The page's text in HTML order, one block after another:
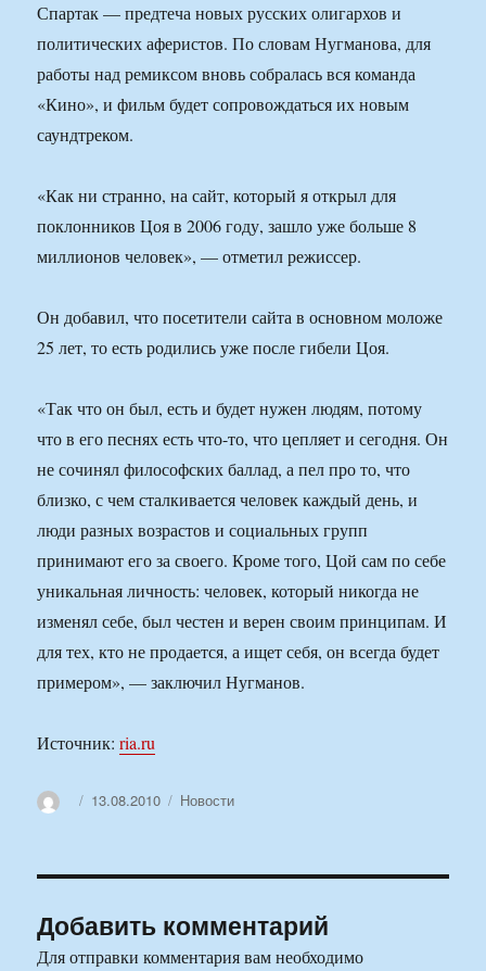
Спартак — предтеча новых русских олигархов и
политических аферистов. По словам Нугманова, для
работы над ремиксом вновь собралась вся команда
«Кино», и фильм будет сопровождаться их новым
саундтреком.
«Как ни странно, на сайт, который я открыл для
поклонников Цоя в 2006 году, зашло уже больше 8
миллионов человек», — отметил режиссер.
Он добавил, что посетители сайта в основном моложе
25 лет, то есть родились уже после гибели Цоя.
«Так что он был, есть и будет нужен людям, потому
что в его песнях есть что-то, что цепляет и сегодня. Он
не сочинял философских баллад, а пел про то, что
близко, с чем сталкивается человек каждый день, и
люди разных возрастов и социальных групп
принимают его за своего. Кроме того, Цой сам по себе
уникальная личность: человек, который никогда не
изменял себе, был честен и верен своим принципам. И
для тех, кто не продается, а ищет себя, он всегда будет
примером», — заключил Нугманов.
Источник:ria.ru
АвторОпубликовано
13.08.2010 Рубрики
Новости
Добавить комментарий
Для отправки комментария вам необходимо